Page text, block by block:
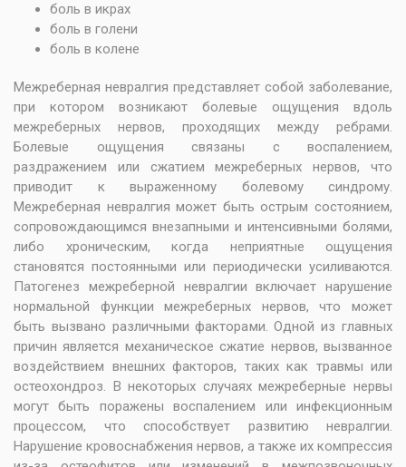
боль в икрах
боль в голени
боль в колене
Межреберная невралгия представляет собой заболевание,
при котором возникают болевые ощущения вдоль
межреберных нервов, проходящих между ребрами.
Болевые ощущения связаны с воспалением,
раздражением или сжатием межреберных нервов, что
приводит к выраженному болевому синдрому.
Межреберная невралгия может быть острым состоянием,
сопровождающимся внезапными и интенсивными болями,
либо хроническим, когда неприятные ощущения
становятся постоянными или периодически усиливаются.
Патогенез межреберной невралгии включает нарушение
нормальной функции межреберных нервов, что может
быть вызвано различными факторами. Одной из главных
причин является механическое сжатие нервов, вызванное
воздействием внешних факторов, таких как травмы или
остеохондроз. В некоторых случаях межреберные нервы
могут быть поражены воспалением или инфекционным
процессом, что способствует развитию невралгии.
Нарушение кровоснабжения нервов, а также их компрессия